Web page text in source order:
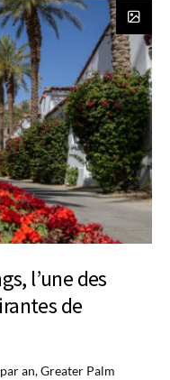
l’une des
de
an, Greater Palm